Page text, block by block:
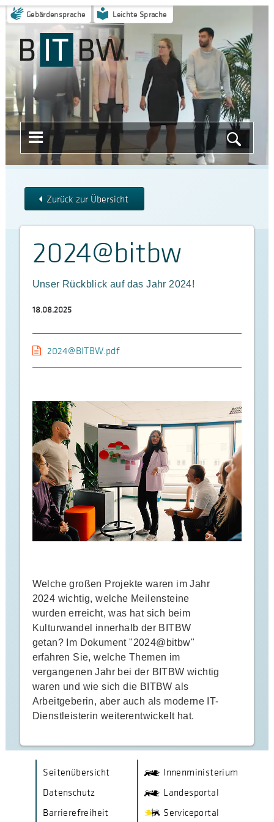
Gebärdensprache Leichte Sprache
Menü
öffnen
Suche
starten
Zurück zur Übersicht
2024@bitbw
Unser Rückblick auf das Jahr 2024!
18.08.2025
2024@BITBW.pdf
Welche großen Projekte waren im Jahr
2024 wichtig, welche Meilensteine
wurden erreicht, was hat sich beim
Kulturwandel innerhalb der BITBW
getan? Im Dokument "2024@bitbw"
erfahren Sie, welche Themen im
vergangenen Jahr bei der BITBW wichtig
waren und wie sich die BITBW als
Arbeitgeberin, aber auch als moderne IT-
Dienstleisterin weiterentwickelt hat.
F
o
Seitenübersicht
Datenschutz
Barrierefreiheit
Innenministerium
Landesportal
Serviceportal